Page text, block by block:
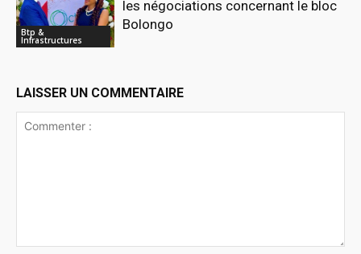
Btp &
Infrastructures
les négociations concernant le bloc
Bolongo
LAISSER UN COMMENTAIRE